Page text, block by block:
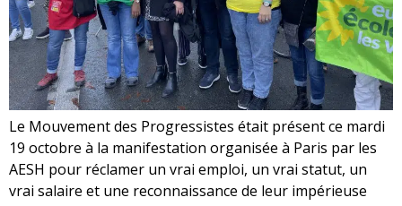
Le Mouvement des Progressistes était présent ce mardi
19 octobre à la manifestation organisée à Paris par les
AESH pour réclamer un vrai emploi, un vrai statut, un
vrai salaire et une reconnaissance de leur impérieuse